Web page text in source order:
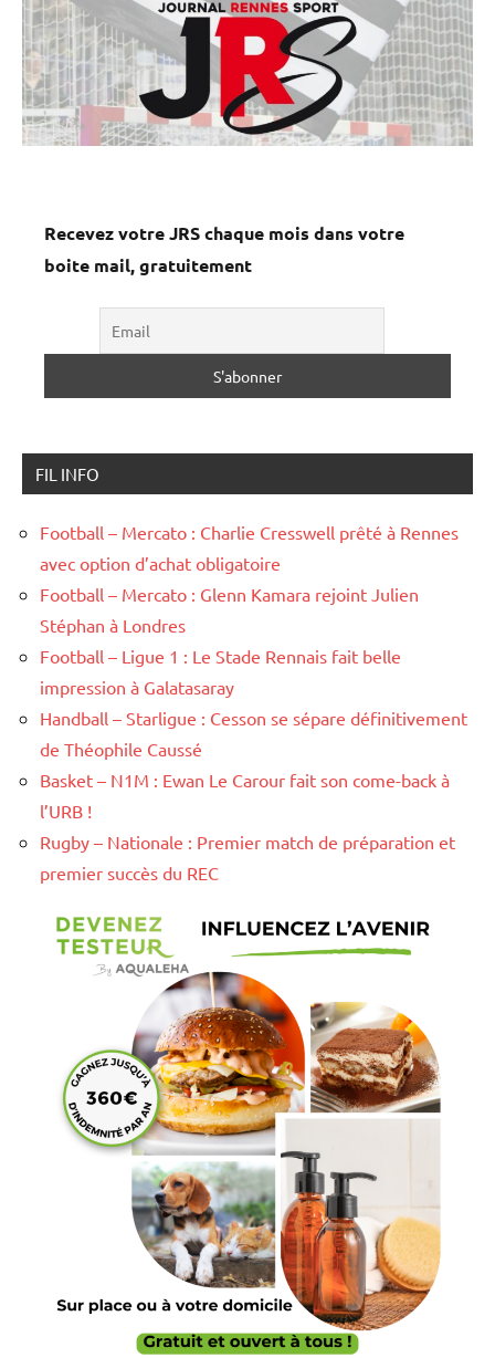
Recevez votre JRS chaque mois dans votre
boite mail, gratuitement
FIL INFO
Football – Mercato : Charlie Cresswell prêté à Rennes
avec option d’achat obligatoire
Football – Mercato : Glenn Kamara rejoint Julien
Stéphan à Londres
Football – Ligue 1 : Le Stade Rennais fait belle
impression à Galatasaray
Handball – Starligue : Cesson se sépare définitivement
de Théophile Caussé
Basket – N1M : Ewan Le Carour fait son come-back à
l’URB !
Rugby – Nationale : Premier match de préparation et
premier succès du REC